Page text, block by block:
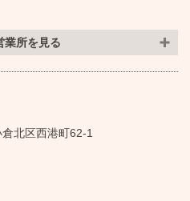
業所を見る
北区西港町62-1